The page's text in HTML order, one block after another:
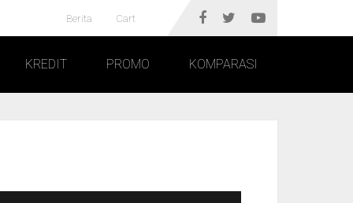
Berita Cart
KREDIT PROMO KOMPARASI